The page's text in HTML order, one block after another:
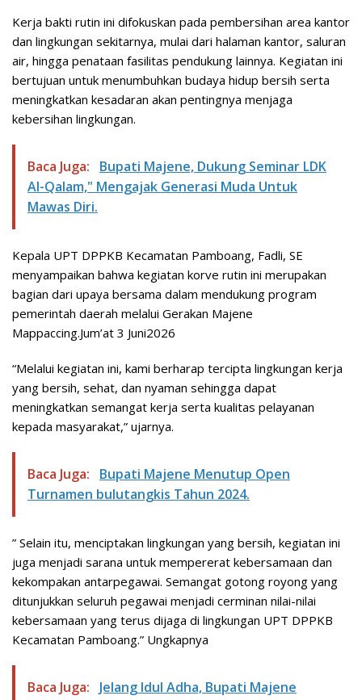
Kerja bakti rutin ini difokuskan pada pembersihan area kantor
dan lingkungan sekitarnya, mulai dari halaman kantor, saluran
air, hingga penataan fasilitas pendukung lainnya. Kegiatan ini
bertujuan untuk menumbuhkan budaya hidup bersih serta
meningkatkan kesadaran akan pentingnya menjaga
kebersihan lingkungan.
Baca Juga:
Bupati Majene, Dukung Seminar LDK
Al-Qalam," Mengajak Generasi Muda Untuk
Mawas Diri.
Kepala UPT DPPKB Kecamatan Pamboang, Fadli, SE
menyampaikan bahwa kegiatan korve rutin ini merupakan
bagian dari upaya bersama dalam mendukung program
pemerintah daerah melalui Gerakan Majene
Mappaccing.Jum’at 3 Juni2026
“Melalui kegiatan ini, kami berharap tercipta lingkungan kerja
yang bersih, sehat, dan nyaman sehingga dapat
meningkatkan semangat kerja serta kualitas pelayanan
kepada masyarakat,” ujarnya.
Baca Juga:
Bupati Majene Menutup Open
Turnamen bulutangkis Tahun 2024.
” Selain itu, menciptakan lingkungan yang bersih, kegiatan ini
juga menjadi sarana untuk mempererat kebersamaan dan
kekompakan antarpegawai. Semangat gotong royong yang
ditunjukkan seluruh pegawai menjadi cerminan nilai-nilai
kebersamaan yang terus dijaga di lingkungan UPT DPPKB
Kecamatan Pamboang.” Ungkapnya
Baca Juga:
Jelang Idul Adha, Bupati Majene